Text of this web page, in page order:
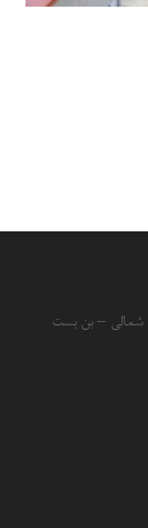
شمالی – بن بست